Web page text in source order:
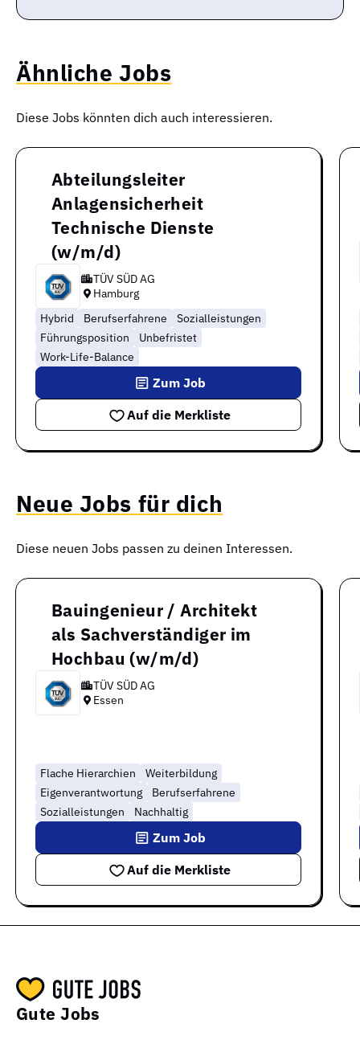
Ähnliche Jobs
Diese Jobs könnten dich auch interessieren.
Abteilungsleiter
Anlagensicherheit
Technische Dienste
(w/m/d)
TÜV SÜD AG
Hamburg
Hybrid
Berufserfahrene
Sozialleistungen
Führungsposition
Unbefristet
Work-Life-Balance
Auf die Merkliste
Zum Job
Neue Jobs für dich
Diese neuen Jobs passen zu deinen Interessen.
Bauingenieur / Architekt
als Sachverständiger im
Hochbau (w/m/d)
TÜV SÜD AG
Essen
Flache Hierarchien
Weiterbildung
Eigenverantwortung
Berufserfahrene
Sozialleistungen
Nachhaltig
Auf die Merkliste
Zum Job
Gute Jobs